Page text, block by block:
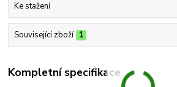
Ke stažení
Související zboží 1
Kompletní specifikace